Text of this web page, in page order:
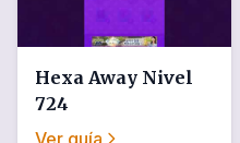
Hexa Away Nivel
724
Ver guía